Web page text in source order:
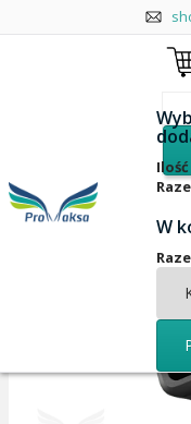
Ilość
W